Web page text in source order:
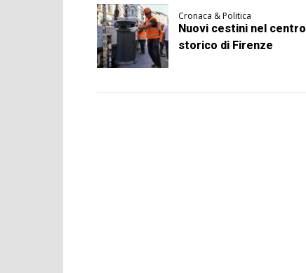
Cronaca & Politica
Nuovi cestini nel centro
storico di Firenze